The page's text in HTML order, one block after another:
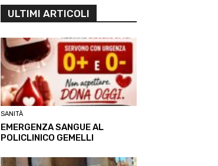
ULTIMI ARTICOLI
SANITÀ
EMERGENZA SANGUE AL
POLICLINICO GEMELLI